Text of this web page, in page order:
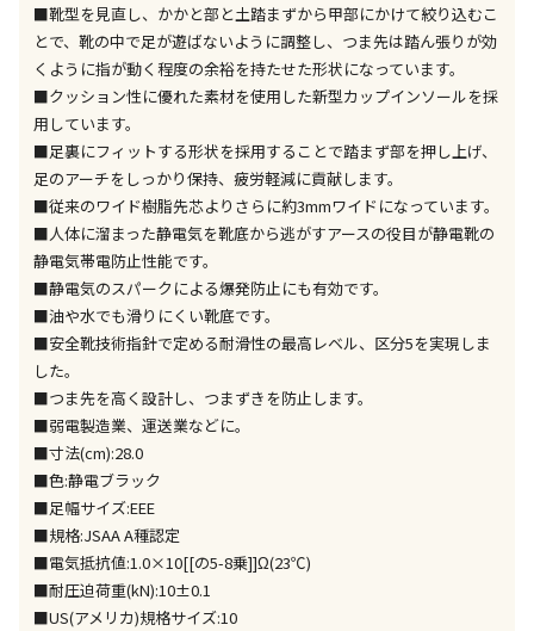
特定の店舗のみで受取ができる商品です（宅配便での
お届けができません）
※同時購入の商品は、全て同じ店舗での受取となりま
す
委託業者によりお届けする商品です
※ほか商品との同時購入はできません。お手数です
が、ご購入手続きを分けてお買い求めください
※支払い方法の代金引換は選択できません。
※電話注文はできません。
宅配のみでお届けする商品です（店舗受取は選択でき
ません）
※「宅配・店舗受取」「宅配のみ」マークの商品のみ
同時購入が可能です
午前9時までのご注文確定した商品については、当日に
出荷いたします。
ただし、メーカーの営業日に基づき出荷手続きを行う
ため、通常よりお時間をいただく場合がございます。
また、日曜・祝日や年末年始などの長期休業期間中
は、休業明けからの出荷対応となります。
設置工事代金も含まれた商品です
■靴型を見直し、かかと部と土踏まずから甲部にかけて絞り込むこ
とで、靴の中で足が遊ばないように調整し、つま先は踏ん張りが効
くように指が動く程度の余裕を持たせた形状になっています。
■クッション性に優れた素材を使用した新型カップインソールを採
用しています。
■足裏にフィットする形状を採用することで踏まず部を押し上げ、
足のアーチをしっかり保持、疲労軽減に貢献します。
■従来のワイド樹脂先芯よりさらに約3mmワイドになっています。
■人体に溜まった静電気を靴底から逃がすアースの役目が静電靴の
静電気帯電防止性能です。
■静電気のスパークによる爆発防止にも有効です。
■油や水でも滑りにくい靴底です。
■安全靴技術指針で定める耐滑性の最高レベル、区分5を実現しま
した。
■つま先を高く設計し、つまずきを防止します。
■弱電製造業、運送業などに。
■寸法(cm):28.0
■色:静電ブラック
■足幅サイズ:EEE
■規格:JSAA A種認定
■電気抵抗値:1.0×10[[の5-8乗]]Ω(23℃)
■耐圧迫荷重(kN):10±0.1
■US(アメリカ)規格サイズ:10